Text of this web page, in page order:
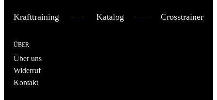
Krafttraining Katalog Crosstrainer
ÜBER
Über uns
Widerruf
Kontakt